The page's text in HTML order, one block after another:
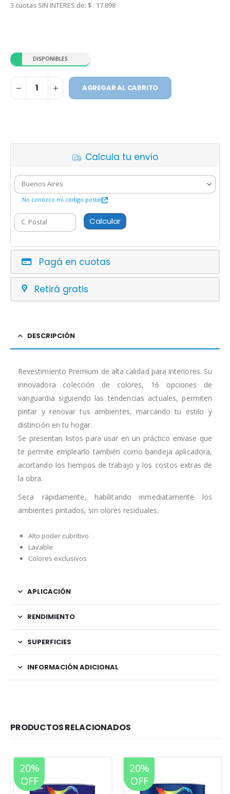
3 cuotas SIN INTERES de: $ 17.898
DISPONIBLES
AGREGAR AL CARRITO
Calcula tu envío
No conozco mi código postal
Calcular
Pagá en cuotas
Retirá gratis
DESCRIPCIÓN
Revestimiento Premium de alta calidad para interiores. Su
innovadora colección de colores, 16 opciones de
vanguardia siguiendo las tendencias actuales, permiten
pintar y renovar tus ambientes, marcando tu estilo y
distinción en tu hogar.
Se presentan listos para usar en un práctico envase que
te permite emplearlo también como bandeja aplicadora,
acortando los tiempos de trabajo y los costos extras de
la obra.
Seca rápidamente, habilitando inmediatamente los
ambientes pintados, sin olores residuales.
Alto poder cubritivo
Lavable
Colores exclusivos
APLICACIÓN
RENDIMIENTO
SUPERFICIES
INFORMACIÓN ADICIONAL
PRODUCTOS RELACIONADOS
20%
OFF
20%
OFF